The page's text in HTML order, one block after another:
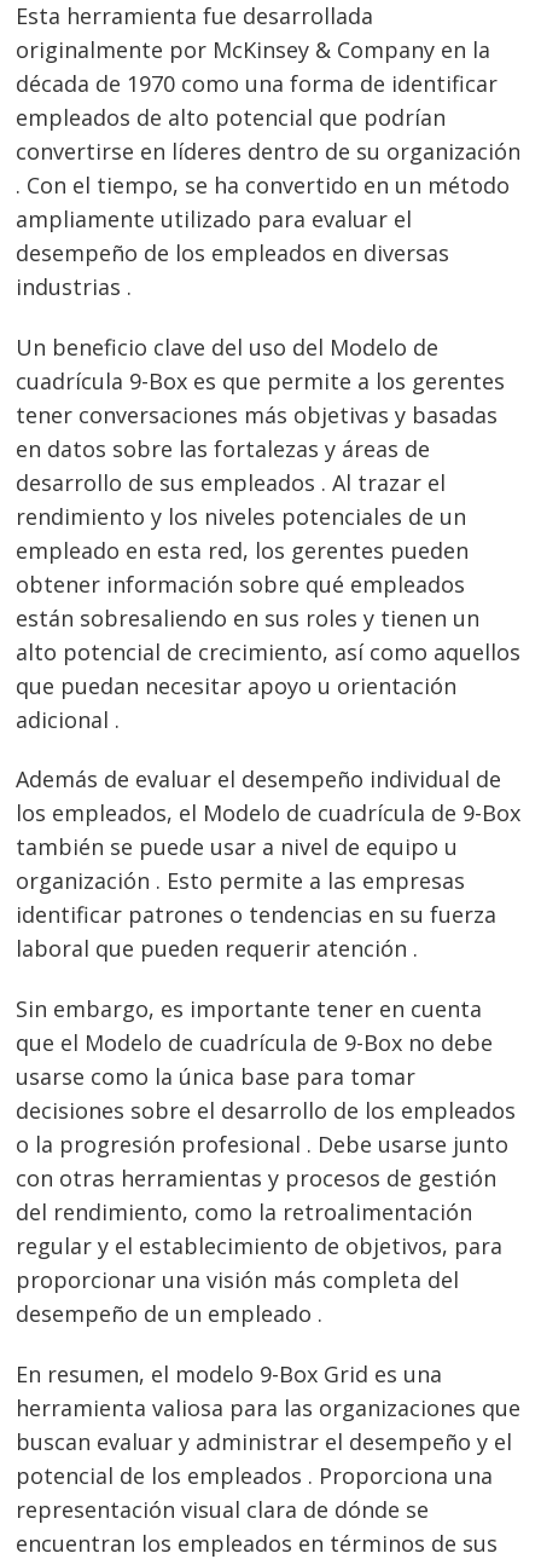
Esta herramienta fue desarrollada
originalmente por McKinsey & Company en la
década de 1970 como una forma de identificar
empleados de alto potencial que podrían
convertirse en líderes dentro de su organización
. Con el tiempo, se ha convertido en un método
ampliamente utilizado para evaluar el
desempeño de los empleados en diversas
industrias .
Un beneficio clave del uso del Modelo de
cuadrícula 9-Box es que permite a los gerentes
tener conversaciones más objetivas y basadas
en datos sobre las fortalezas y áreas de
desarrollo de sus empleados . Al trazar el
rendimiento y los niveles potenciales de un
empleado en esta red, los gerentes pueden
obtener información sobre qué empleados
están sobresaliendo en sus roles y tienen un
alto potencial de crecimiento, así como aquellos
que puedan necesitar apoyo u orientación
adicional .
Además de evaluar el desempeño individual de
los empleados, el Modelo de cuadrícula de 9-Box
también se puede usar a nivel de equipo u
organización . Esto permite a las empresas
identificar patrones o tendencias en su fuerza
laboral que pueden requerir atención .
Sin embargo, es importante tener en cuenta
que el Modelo de cuadrícula de 9-Box no debe
usarse como la única base para tomar
decisiones sobre el desarrollo de los empleados
o la progresión profesional . Debe usarse junto
con otras herramientas y procesos de gestión
del rendimiento, como la retroalimentación
regular y el establecimiento de objetivos, para
proporcionar una visión más completa del
desempeño de un empleado .
En resumen, el modelo 9-Box Grid es una
herramienta valiosa para las organizaciones que
buscan evaluar y administrar el desempeño y el
potencial de los empleados . Proporciona una
representación visual clara de dónde se
encuentran los empleados en términos de sus